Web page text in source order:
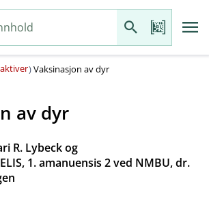
)Vaksinasjon av dyr
av dyr
R. Lybeck og
1. amanuensis 2 ved NMBU, dr.